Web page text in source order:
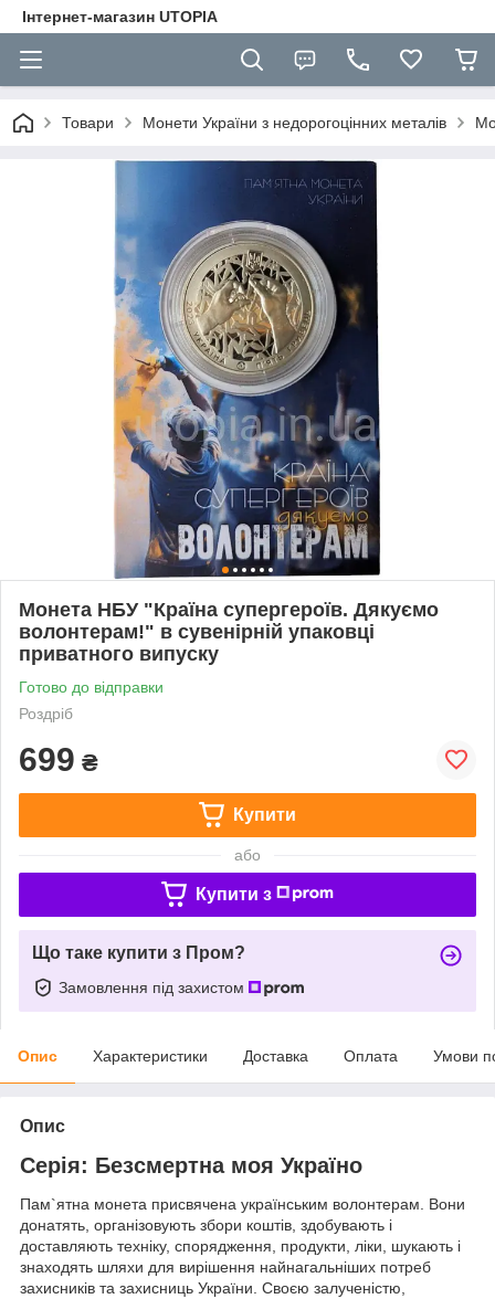
Інтернет-магазин UTOPIA
Товари Монети України з недорогоцінних металів
Монета НБУ "Країна супергероїв. Дякуємо
волонтерам!" в сувенірній упаковці
приватного випуску
Готово до відправки
Роздріб
699 ₴
Купити
або
Купити з
Що таке купити з Пром?
Замовлення під захистом
Опис Характеристики Доставка Оплата Умови
Опис
Серія: Безсмертна моя Україно
Пам`ятна монета присвячена українським волонтерам. Вони
донатять, організовують збори коштів, здобувають і
доставляють техніку, спорядження, продукти, ліки, шукають і
знаходять шляхи для вирішення найнагальніших потреб
захисників та захисниць України. Своєю залученістю,